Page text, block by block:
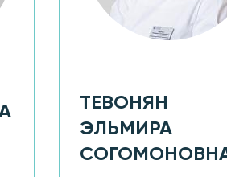
ТЕВОНЯН
ЭЛЬМИРА